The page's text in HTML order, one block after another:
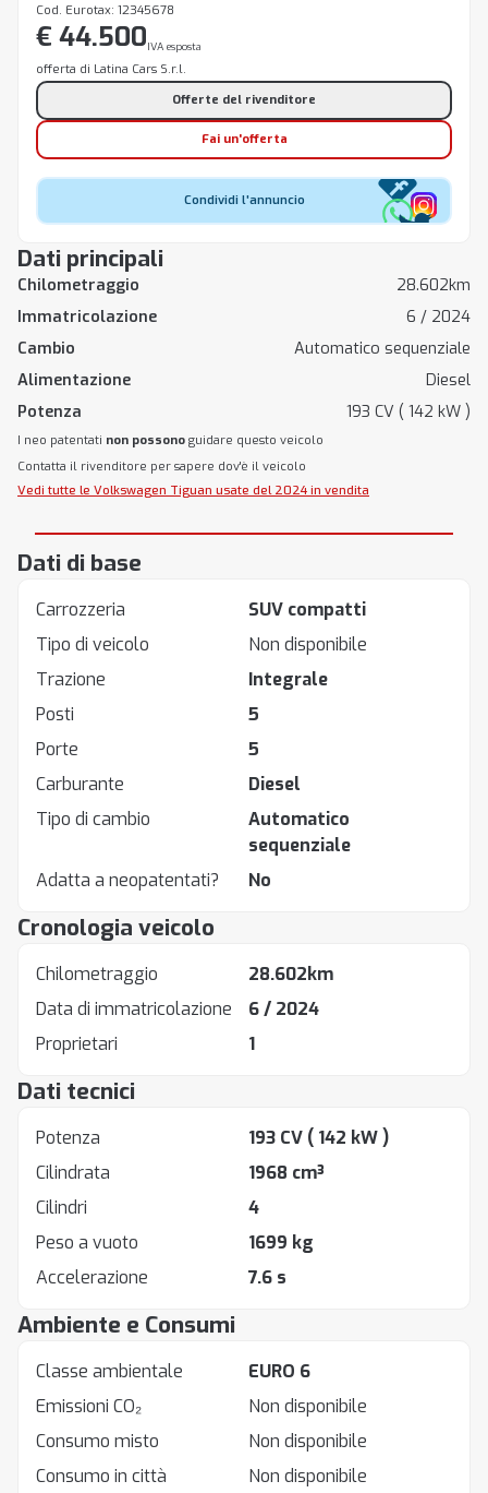
Dati principali
Chilometraggio
28.602km
Immatricolazione
6 / 2024
Cambio
Automatico sequenziale
Alimentazione
Diesel
Potenza
193 CV ( 142 kW )
I neo patentati non possono guidare questo veicolo
Contatta il rivenditore per sapere dov'è il veicolo
Vedi tutte le Volkswagen Tiguan usate del 2024 in vendita
Cod. Eurotax: 12345678
€ 44.500IVA esposta
offerta di Latina Cars S.r.l.
Offerte del rivenditore
Fai un'offerta
Condividi l'annuncio
Dati di base
Carrozzeria
SUV compatti
Tipo di veicolo
Non disponibile
Trazione
Integrale
Posti
5
Porte
5
Carburante
Diesel
Tipo di cambio
Automatico
sequenziale
Adatta a neopatentati?
No
Cronologia veicolo
Chilometraggio
28.602km
Data di immatricolazione
6 / 2024
Proprietari
1
Dati tecnici
Potenza 193 CV ( 142 kW )
Cilindrata
1968 cm³
Cilindri
4
Peso a vuoto
1699 kg
Accelerazione
7.6 s
Ambiente e Consumi
Classe ambientale
EURO 6
Emissioni CO₂
Non disponibile
Consumo misto
Non disponibile
Consumo in città
Non disponibile